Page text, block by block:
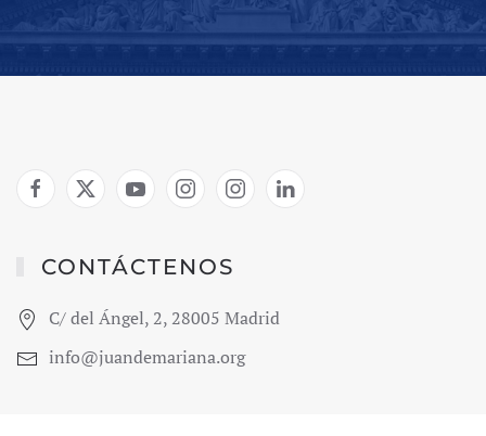
CONTÁCTENOS
C/ del Ángel, 2, 28005 Madrid
info@juandemariana.org